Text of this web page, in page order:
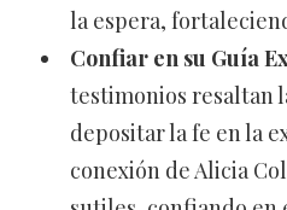
la espera,
Confiar en su Guía
testimonios resaltan
depositar la fe en la
conexión de Alicia